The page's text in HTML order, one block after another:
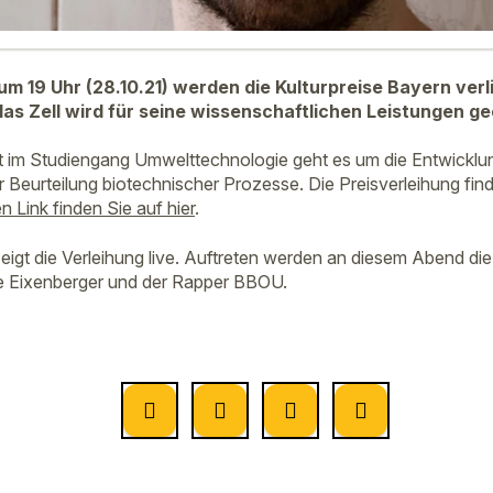
19 Uhr (28.10.21) werden die Kulturpreise Bayern
Zell wird für seine wissenschaftlichen Leistungen
im Studiengang Umwelttechnologie geht es um die
biotechnischer Prozesse. Die Preisverleihung
Link finden Sie auf hier.
die Verleihung live. Auftreten werden an diesem Abend
Eixenberger und der Rapper BBOU.